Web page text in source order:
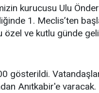
kurucusu Ulu
1. Meclis’ten
ve kutlu günde
gösterildi.
Anıtkabir'e varacak.